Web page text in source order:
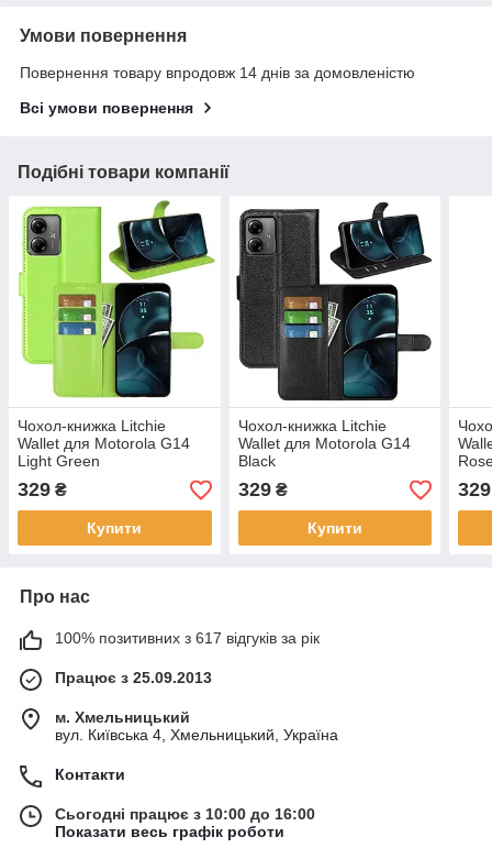
Умови повернення
Повернення товару впродовж 14 днів за домовленістю
Всі умови повернення
Подібні товари компанії
Чохол-книжка Litchie
Wallet для Motorola G14
Light Green
329 ₴
Купити
Чохол-книжка Litchie
Wallet для Motorola G14
Black
329₴
Купити
329
Про нас
100% позитивних з 617 відгуків за рік
Працює з 25.09.2013
м. Хмельницький
вул. Київська 4, Хмельницький, Україна
Контакти
Сьогодні працює з 10:00 до 16:00
Показати весь графік роботи